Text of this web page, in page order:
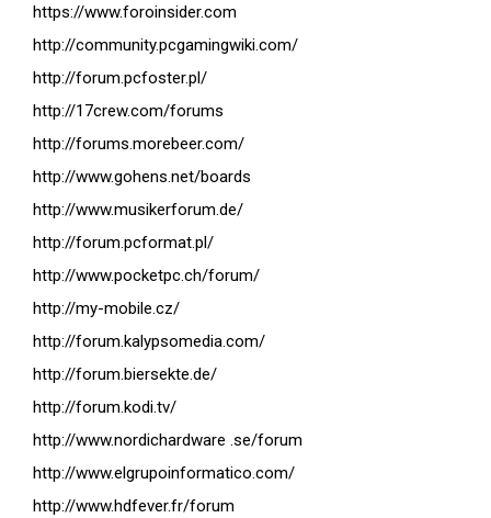
https://www.foroinsider.com
http://community.pcgamingwiki.com/
http://forum.pcfoster.pl/
http://17crew.com/forums
http://forums.morebeer.com/
http://www.gohens.net/boards
http://www.musikerforum.de/
http://forum.pcformat.pl/
http://www.pocketpc.ch/forum/
http://my-mobile.cz/
http://forum.kalypsomedia.com/
http://forum.biersekte.de/
http://forum.kodi.tv/
http://www.nordichardware .se/forum
http://www.elgrupoinformatico.com/
http://www.hdfever.fr/forum